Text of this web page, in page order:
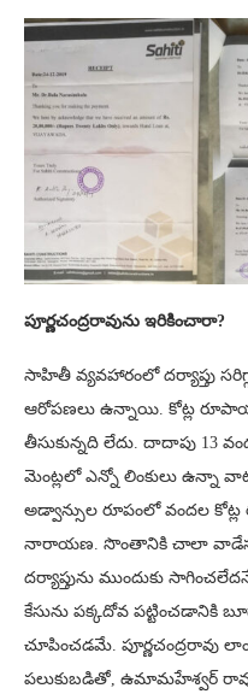
పూర్ణచంద్రరావును ఇరికించారా?
సాహితీ వ్యవహారంలో దర్యాప్తు
ఆరోపణలు ఉన్నాయి. కోట్ల
తీసుకున్నది లేదు. దాదాపు 13
మెంట్లలో ఎన్నో లింకులు ఉన్నా
అడ్వాన్సుల రూపంలో వందల
నారాయణ. సొంతానికి చాలా
దర్యాప్తును ముందుకు
కేసును పక్కదోవ పట్టించడానికి
చూపించడమే. పూర్ణచంద్రరావు
పలుకుబడితో, ఉమామహేశ్వర్